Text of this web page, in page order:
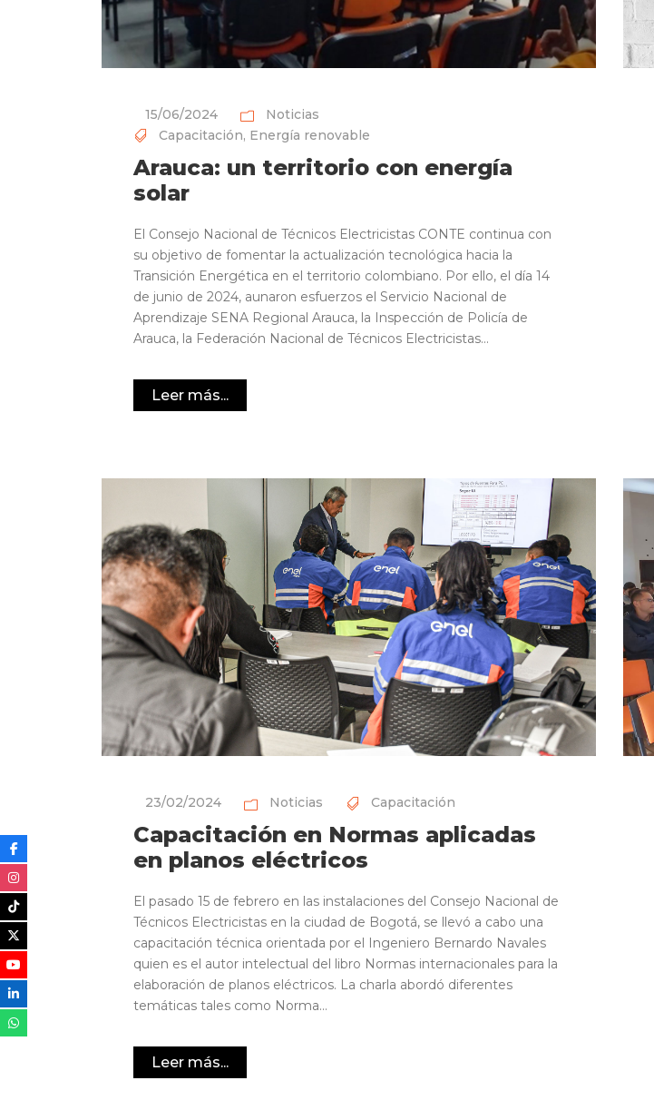
15/06/2024
Noticias
Capacitación, Energía renovable
Arauca: un territorio con energía
solar
El Consejo Nacional de Técnicos Electricistas CONTE continua con
su objetivo de fomentar la actualización tecnológica hacia la
Transición Energética en el territorio colombiano. Por ello, el día 14
de junio de 2024, aunaron esfuerzos el Servicio Nacional de
Aprendizaje SENA Regional Arauca, la Inspección de Policía de
Arauca, la Federación Nacional de Técnicos Electricistas...
Leer más...
23/02/2024 Noticias Capacitación
Capacitación en Normas aplicadas
en planos eléctricos
El pasado 15 de febrero en las instalaciones del Consejo Nacional de
Técnicos Electricistas en la ciudad de Bogotá, se llevó a cabo una
capacitación técnica orientada por el Ingeniero Bernardo Navales
quien es el autor intelectual del libro Normas internacionales para la
elaboración de planos eléctricos. La charla abordó diferentes
temáticas tales como Norma...
Leer más...